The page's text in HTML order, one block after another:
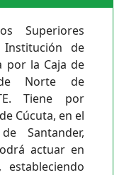
Superiores
Institución de
por la Caja de
de Norte de
Tiene por
Cúcuta, en el
Santander,
actuar en